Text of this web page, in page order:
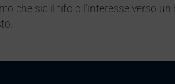
che sia il tifo o l’interesse verso